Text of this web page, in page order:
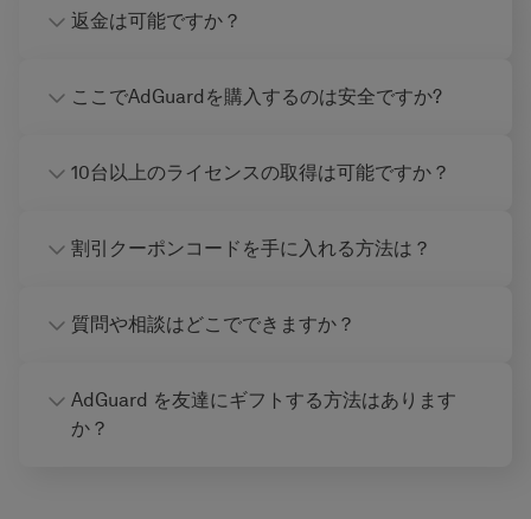
返金は可能ですか？
ここでAdGuardを購入するのは安全ですか?
10台以上のライセンスの取得は可能ですか？
割引クーポンコードを手に入れる方法は？
質問や相談はどこでできますか？
AdGuard を友達にギフトする方法はあります
か？